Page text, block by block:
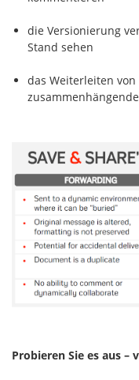
die Versionierung
Stand sehen
das Weiterleiten
Probieren Sie es aus –